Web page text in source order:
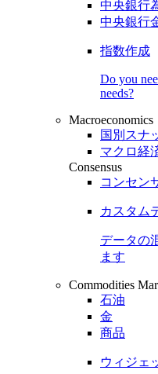
中央銀行
中央銀行
指数作成
Do you
needs?
Macroeconomics
国別スナ
マクロ経
Consensus
コンセン
カスタム
データの
ます
Commodities
石油
金
商品
ウィジェ